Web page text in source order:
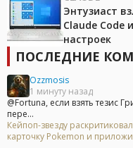
Энтузиаст
Claude Code
настроек
ПОСЛЕДНИЕ
Ozzmosis
1 минуту назад
@Fortuna, если взять тезис
пере...
Кейпоп-звезду
карточку Pokemon и